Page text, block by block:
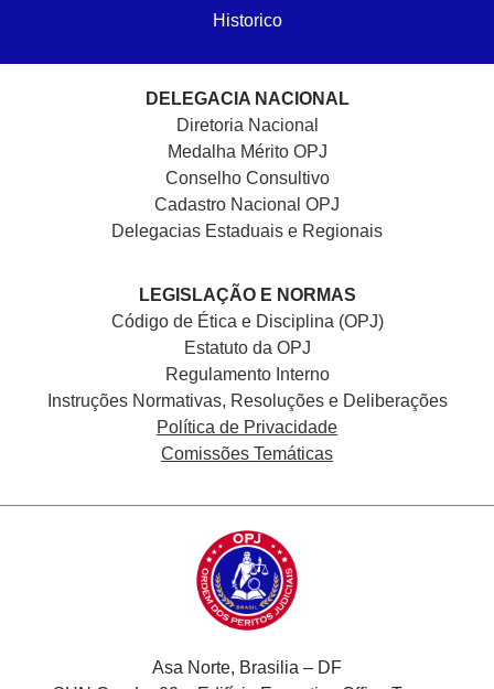
Historico
DELEGACIA NACIONAL
Diretoria Nacional
Medalha Mérito OPJ
Conselho Consultivo
Cadastro Nacional OPJ
Delegacias Estaduais e Regionais
LEGISLAÇÃO E NORMAS
Código de Ética e Disciplina (OPJ)
Estatuto da OPJ
Regulamento Interno
Instruções Normativas, Resoluções e Deliberações
Política de Privacidade
Comissões Temáticas
Asa Norte, Brasilia – DF